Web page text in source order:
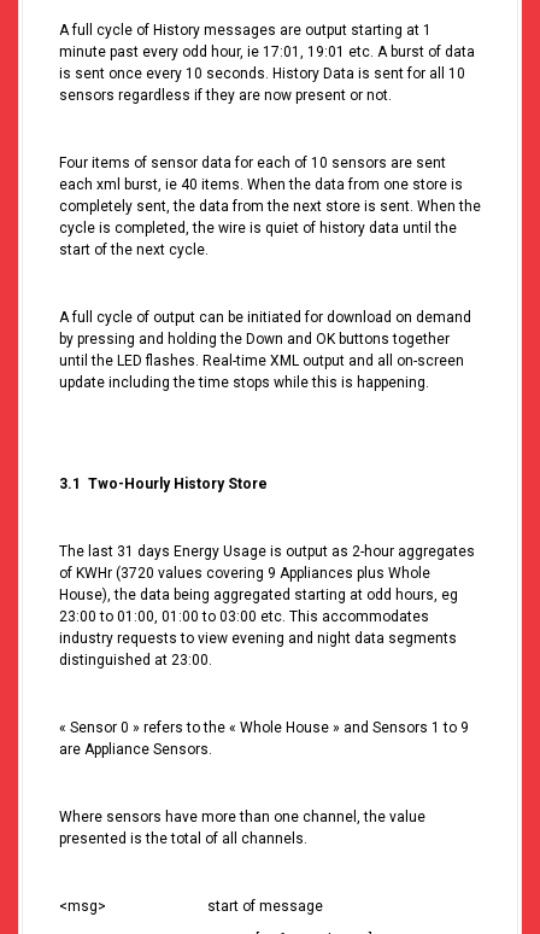
A full cycle of History messages are output starting at 1
minute past every odd hour, ie 17:01, 19:01 etc. A burst of data
is sent once every 10 seconds. History Data is sent for all 10
sensors regardless if they are now present or not.
Four items of sensor data for each of 10 sensors are sent
each xml burst, ie 40 items. When the data from one store is
completely sent, the data from the next store is sent. When the
cycle is completed, the wire is quiet of history data until the
start of the next cycle.
A full cycle of output can be initiated for download on demand
by pressing and holding the Down and OK buttons together
until the LED flashes. Real-time XML output and all on-screen
update including the time stops while this is happening.
3.1 Two-Hourly History Store
The last 31 days Energy Usage is output as 2-hour aggregates
of KWHr (3720 values covering 9 Appliances plus Whole
House), the data being aggregated starting at odd hours, eg
23:00 to 01:00, 01:00 to 03:00 etc. This accommodates
industry requests to view evening and night data segments
distinguished at 23:00.
« Sensor 0 » refers to the « Whole House » and Sensors 1 to 9
are Appliance Sensors.
Where sensors have more than one channel, the value
presented is the total of all channels.
<msg> start of message